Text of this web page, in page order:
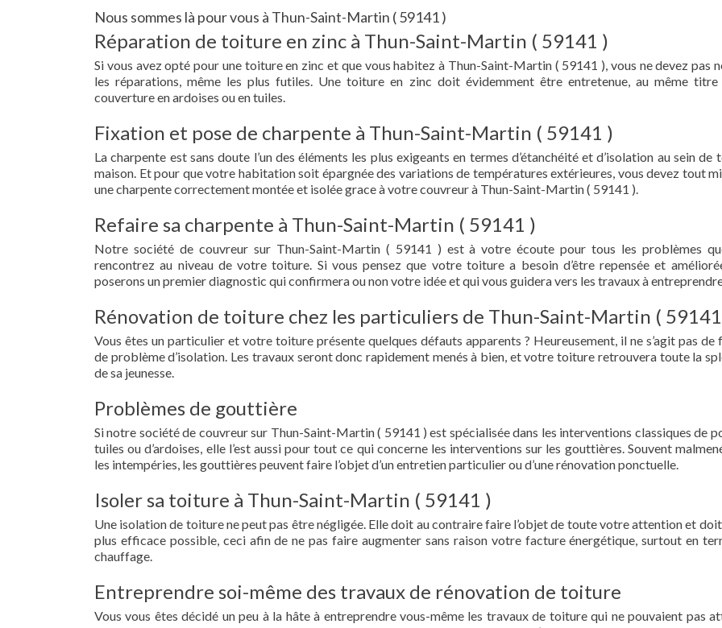
Nous sommes là pour vous à Thun-Saint-Martin ( 59141 )
Réparation de toiture en zinc à Thun-Saint-Martin ( 59141 )
Si vous avez opté pour une toiture en zinc et que vous habitez à Thun-Saint-Martin ( 59141 ), vous ne devez pas
les réparations, même les plus futiles. Une toiture en zinc doit évidemment être entretenue, au même titre
couverture en ardoises ou en tuiles.
Fixation et pose de charpente à Thun-Saint-Martin ( 59141 )
La charpente est sans doute l’un des éléments les plus exigeants en termes d’étanchéité et d’isolation au sein de
maison. Et pour que votre habitation soit épargnée des variations de températures extérieures, vous devez tout
une charpente correctement montée et isolée grace à votre couvreur à Thun-Saint-Martin ( 59141 ).
Refaire sa charpente à Thun-Saint-Martin ( 59141 )
Notre société de couvreur sur Thun-Saint-Martin ( 59141 ) est à votre écoute pour tous les problèmes
rencontrez au niveau de votre toiture. Si vous pensez que votre toiture a besoin d’être repensée et
poserons un premier diagnostic qui confirmera ou non votre idée et qui vous guidera vers les travaux à
Rénovation de toiture chez les particuliers de Thun-Saint-Martin (
Vous êtes un particulier et votre toiture présente quelques défauts apparents ? Heureusement, il ne s’agit pas de
de problème d’isolation. Les travaux seront donc rapidement menés à bien, et votre toiture retrouvera toute la
de sa jeunesse.
Problèmes de gouttière
Si notre société de couvreur sur Thun-Saint-Martin ( 59141 ) est spécialisée dans les interventions classiques de
tuiles ou d’ardoises, elle l’est aussi pour tout ce qui concerne les interventions sur les gouttières. Souvent
les intempéries, les gouttières peuvent faire l’objet d’un entretien particulier ou d’une rénovation ponctuelle.
Isoler sa toiture à Thun-Saint-Martin ( 59141 )
Une isolation de toiture ne peut pas être négligée. Elle doit au contraire faire l’objet de toute votre attention et
plus efficace possible, ceci afin de ne pas faire augmenter sans raison votre facture énergétique, surtout en
chauffage.
Entreprendre soi-même des travaux de rénovation de toiture
Vous vous êtes décidé un peu à la hâte à entreprendre vous-même les travaux de toiture qui ne pouvaient pas